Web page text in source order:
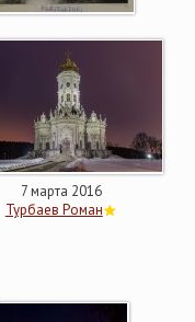
7 марта 2016
Турбаев Роман